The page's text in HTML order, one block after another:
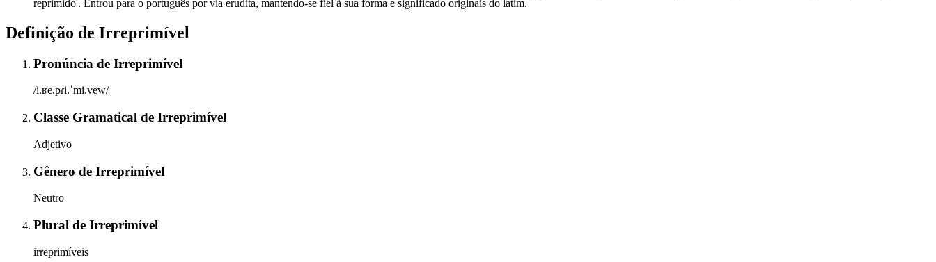
reprimido'. Entrou para o português por via erudita, mantendo-se fiel à sua forma e significado originais do latim.
Definição de Irreprimível
Pronúncia de Irreprimível
/i.ʁe.pɾi.ˈmi.vew/
Classe Gramatical de Irreprimível
Adjetivo
Gênero de Irreprimível
Neutro
Plural de Irreprimível
irreprimíveis